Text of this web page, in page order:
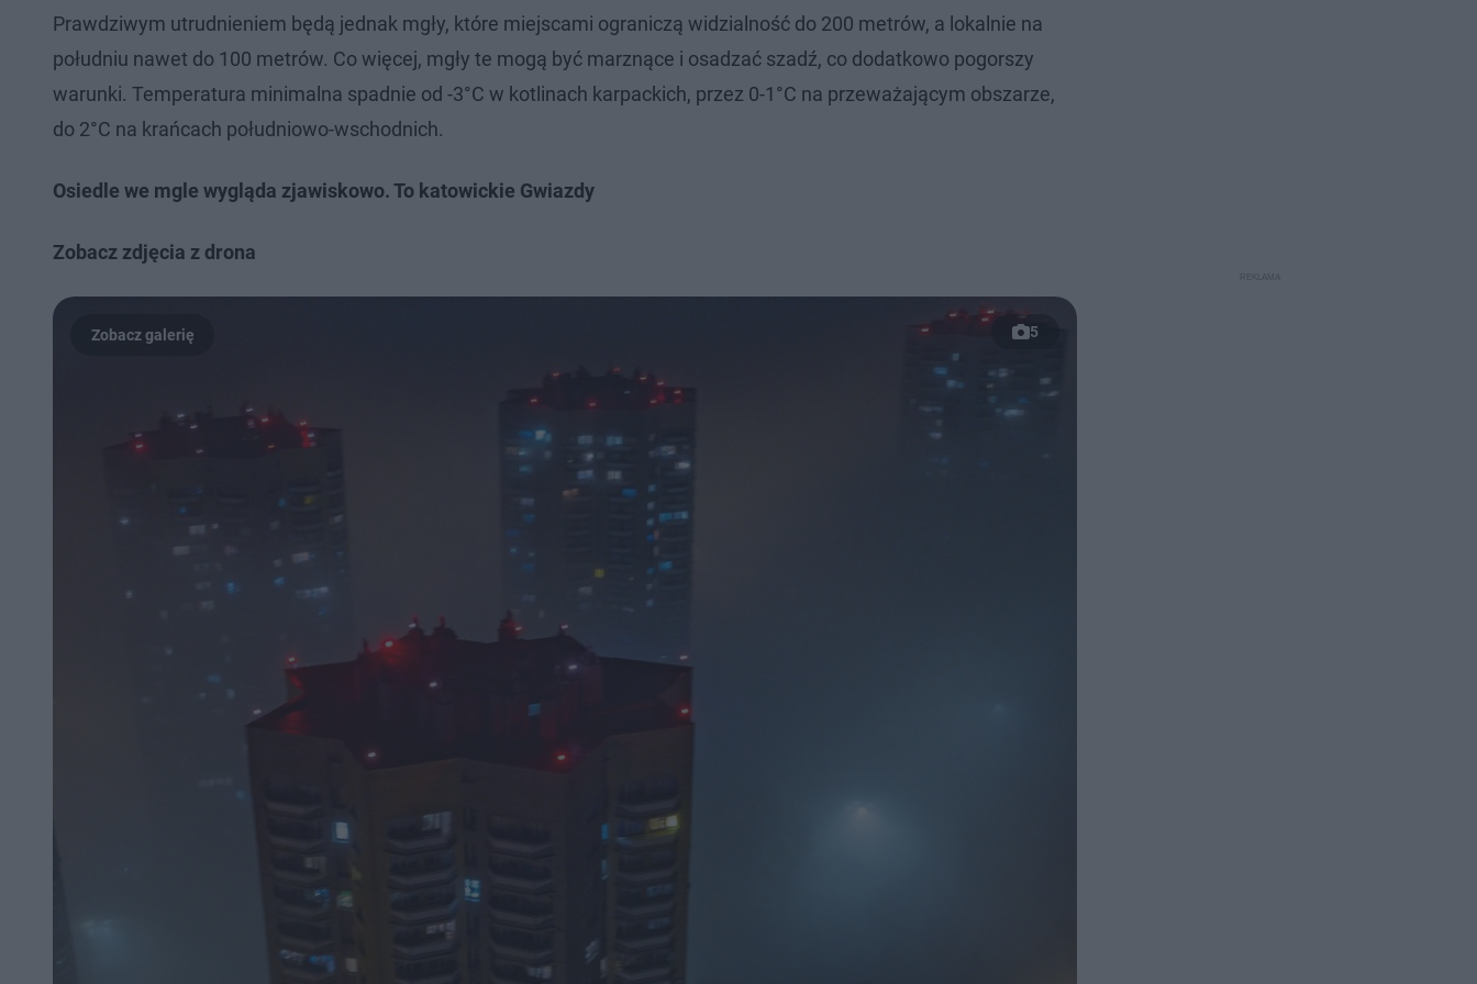
Prawdziwym utrudnieniem będą jednak mgły, które miejscami ograniczą widzialność do 200 metrów, a lokalnie na
południu nawet do 100 metrów. Co więcej, mgły te mogą być marznące i osadzać szadź, co dodatkowo pogorszy
warunki. Temperatura minimalna spadnie od -3°C w kotlinach karpackich, przez 0-1°C na przeważającym obszarze,
do 2°C na krańcach południowo-wschodnich.
Osiedle we mgle wygląda zjawiskowo. To katowickie Gwiazdy
Zobacz zdjęcia z drona
5